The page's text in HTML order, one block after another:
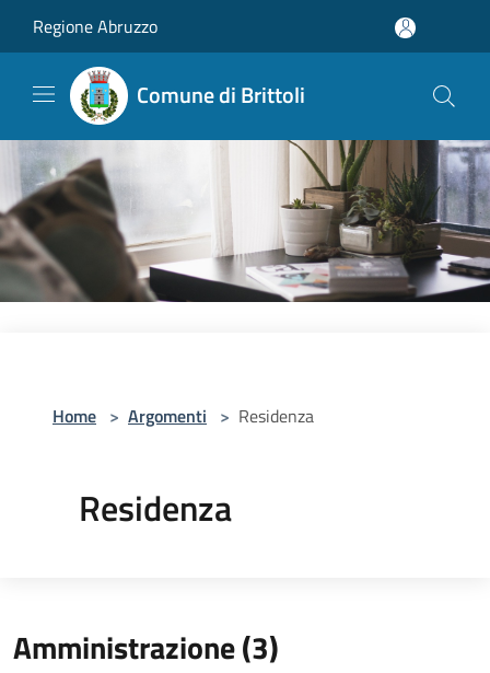
Regione Abruzzo
Comune di Brittoli
Home > Argomenti > Residenza
Residenza
Amministrazione (3)